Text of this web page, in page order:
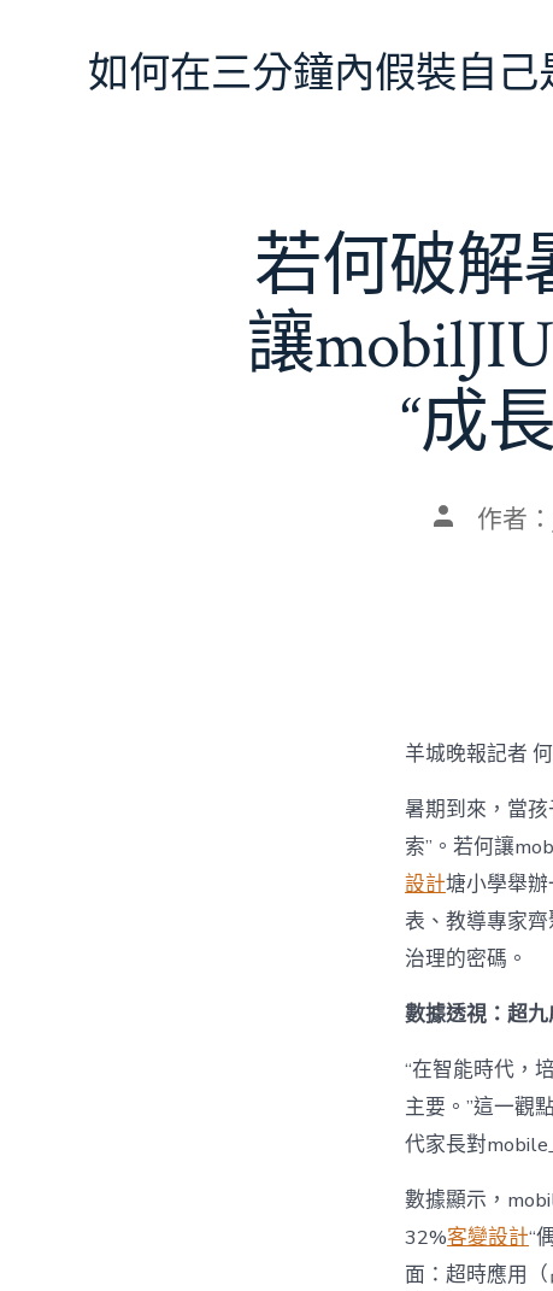
如何在三分鐘內假裝自己
若何破解
讓
“成
文 作者：
羊城晚報記者
暑期到來，當
索”。若何讓
設計塘小學舉
表、教導專家
治理的密碼。
數據透視：超
“在智能時代，
主要。”這一觀
代家長對
數據顯示，
32%客變設計“
面：超時應用